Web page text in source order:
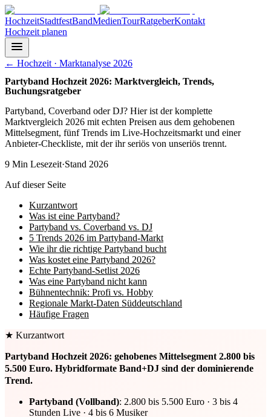
HochzeitStadtfestBandMedienTourRatgeberKontakt
Hochzeit planen
← Hochzeit · Marktanalyse 2026
Partyband Hochzeit 2026: Marktvergleich, Trends,
Buchungsratgeber
Partyband, Coverband oder DJ? Hier ist der komplette
Marktvergleich 2026 mit echten Preisen aus dem gehobenen
Mittelsegment, fünf Trends im Live-Hochzeitsmarkt und einer
Anbieter-Checkliste, mit der ihr seriös von unseriös trennt.
9 Min Lesezeit·Stand 2026
Auf dieser Seite
Kurzantwort
Was ist eine Partyband?
Partyband vs. Coverband vs. DJ
5 Trends 2026 im Partyband-Markt
Wie ihr die richtige Partyband bucht
Was kostet eine Partyband 2026?
Echte Partyband-Setlist 2026
Was eine Partyband nicht kann
Bühnentechnik: Profi vs. Hobby
Regionale Markt-Daten Süddeutschland
Häufige Fragen
★ Kurzantwort
Partyband Hochzeit 2026: gehobenes Mittelsegment 2.800 bis
5.500 Euro. Hybridformate Band+DJ sind der dominierende
Trend.
Partyband (Vollband): 2.800 bis 5.500 Euro · 3 bis 4
Stunden Live · 4 bis 6 Musiker